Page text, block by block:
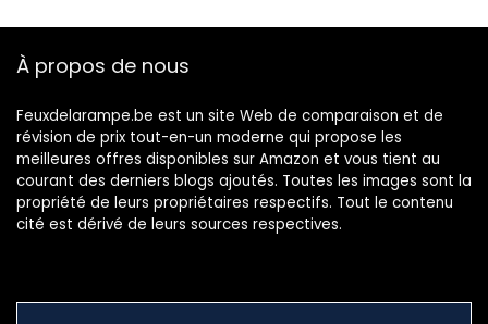
À propos de nous
Feuxdelarampe.be est un site Web de comparaison et de
révision de prix tout-en-un moderne qui propose les
meilleures offres disponibles sur Amazon et vous tient au
courant des derniers blogs ajoutés. Toutes les images sont la
propriété de leurs propriétaires respectifs. Tout le contenu
cité est dérivé de leurs sources respectives.